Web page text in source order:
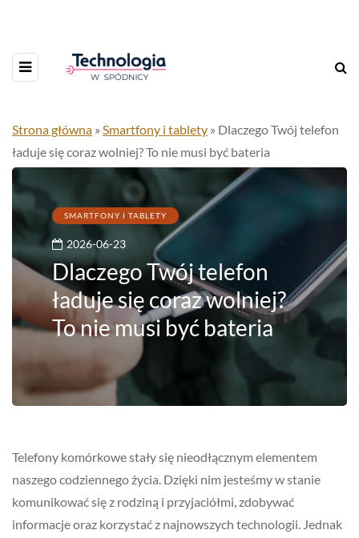
Strona główna » Smartfony i tablety » Dlaczego Twój telefon
ładuje się coraz wolniej? To nie musi być bateria
SMARTFONY I TABLETY
2026-06-23
Dlaczego Twój telefon
ładuje się coraz wolniej?
To nie musi być bateria
Telefony komórkowe stały się nieodłącznym elementem
naszego codziennego życia. Dzięki nim jesteśmy w stanie
komunikować się z rodziną i przyjaciółmi, zdobywać
informacje oraz korzystać z najnowszych technologii. Jednak